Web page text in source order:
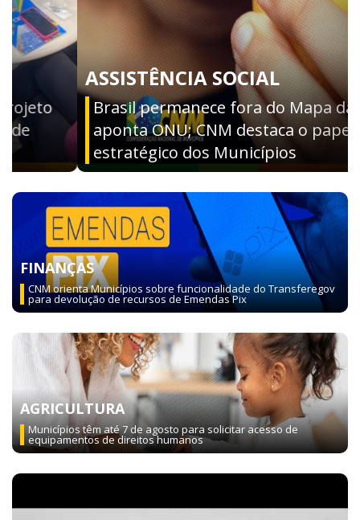
ASSISTÊNCIA SOCIAL
Brasil permanece fora do Mapa da Fome,
aponta ONU; CNM destaca o papel
estratégico dos Municípios
FINANÇAS
CNM orienta Municípios sobre funcionalidade do Transferegov
para devolução de recursos de Emendas Pix
AGRICULTURA
Municípios têm até 7 de agosto para solicitar acesso de
equipamentos de direitos humanos